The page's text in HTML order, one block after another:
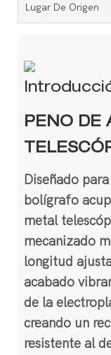
Lugar De Origen
PENO DE
Diseñado
bolígrafo
metal
mecanizado
longitud
acabado
de la
creando un
resistente al